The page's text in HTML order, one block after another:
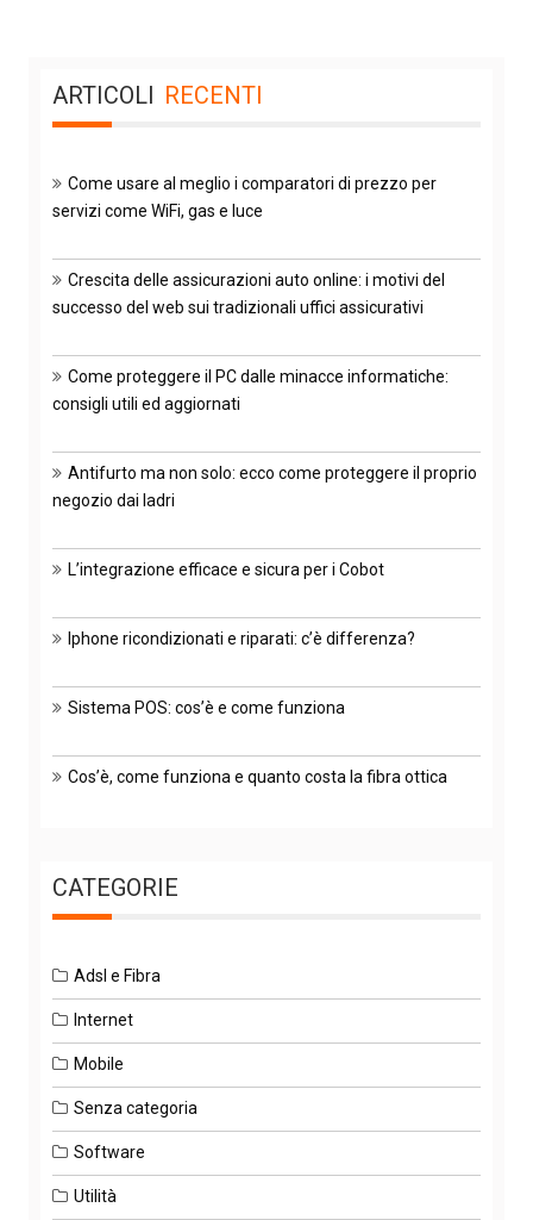
ARTICOLI RECENTI
Come usare al meglio i comparatori di prezzo per
servizi come WiFi, gas e luce
Crescita delle assicurazioni auto online: i motivi del
successo del web sui tradizionali uffici assicurativi
Come proteggere il PC dalle minacce informatiche:
consigli utili ed aggiornati
Antifurto ma non solo: ecco come proteggere il proprio
negozio dai ladri
L’integrazione efficace e sicura per i Cobot
Iphone ricondizionati e riparati: c’è differenza?
Sistema POS: cos’è e come funziona
Cos’è, come funziona e quanto costa la fibra ottica
CATEGORIE
Adsl e Fibra
Internet
Mobile
Senza categoria
Software
Utilità